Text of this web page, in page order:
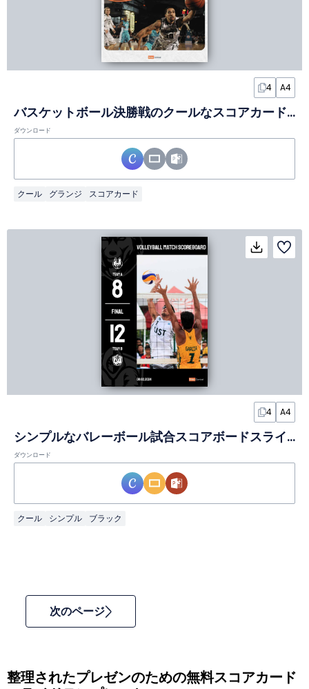
4 A4
バスケットボール決勝戦のクールなスコアカードインフォグラフィック
ダウンロード
クール グランジ スコアカード
4 A4
シンプルなバレーボール試合スコアボードスライド
ダウンロード
クール シンプル ブラック
次のページ
整理されたプレゼンのための無料スコアカード